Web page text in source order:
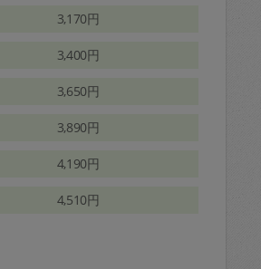
3,170円
3,400円
3,650円
3,890円
4,190円
4,510円